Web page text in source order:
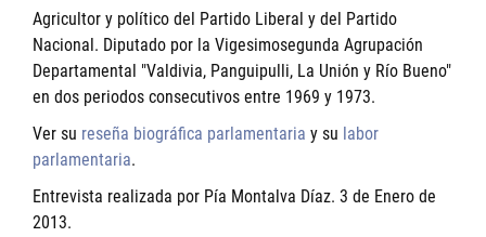
Agricultor y político del Partido Liberal y del Partido
Nacional. Diputado por la Vigesimosegunda Agrupación
Departamental "Valdivia, Panguipulli, La Unión y Río Bueno"
en dos periodos consecutivos entre 1969 y 1973.
Ver su reseña biográfica parlamentaria y su labor
parlamentaria.
Entrevista realizada por Pía Montalva Díaz. 3 de Enero de
2013.